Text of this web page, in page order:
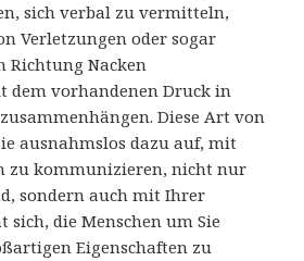
sich verbal zu vermitteln,
Verletzungen oder sogar
Richtung Nacken
dem vorhandenen Druck in
Diese Art von
ausnahmslos dazu auf, mit
zu kommunizieren, nicht nur
sondern auch mit Ihrer
sich, die Menschen um Sie
Eigenschaften zu